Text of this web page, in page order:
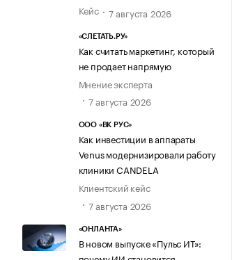
Кейс
7 августа 2026
«СЛЕТАТЬ.РУ»
Как считать маркетинг, который
не продает напрямую
Мнение эксперта
7 августа 2026
ООО «ВК РУС»
Как инвестиции в аппараты
Venus модернизировали работу
клиники CANDELA
Клиентский кейс
7 августа 2026
«ОНЛАНТА»
В новом выпуске «Пульс ИТ»: